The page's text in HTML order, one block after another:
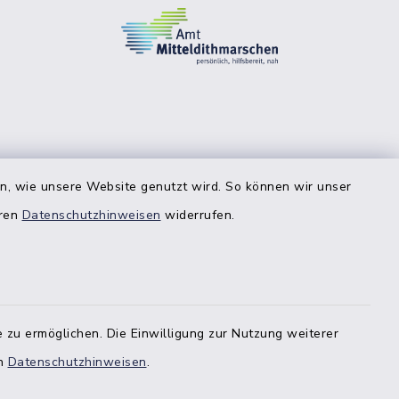
wie unsere Website genutzt wird. So können wir unser
Datenschutzhinweisen widerrufen.
ermöglichen. Die Einwilligung zur Nutzung weiterer
Datenschutzhinweisen.